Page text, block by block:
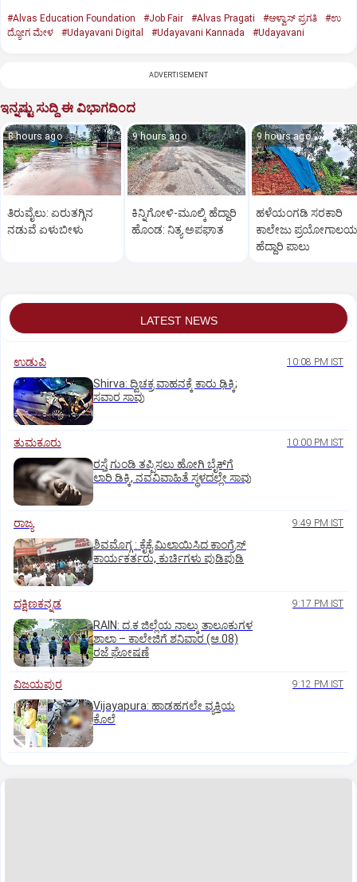
#Alvas Education Foundation #Job Fair #Alvas Pragati #ಆಳ್ವಾಸ್‌ ಪ್ರಗತಿ
#ಉ
ದ್ಯೋಗ ಮೇಳ
#Udayavani Digital #Udayavani Kannada #Udayavani
ADVERTISEMENT
ಇನ್ನಷ್ಟು ಸುದ್ದಿ ಈ ವಿಭಾಗದಿಂದ
8 hours ago
ತಿರುವೈಲು: ಏರುತಗ್ಗಿನ
ನಡುವೆ ಏಳುಬೀಳು
9 hours ago
ಕಿನ್ನಿಗೋಳಿ-ಮೂಲ್ಕಿ ಹೆದ್ದಾರಿ
ಹೊಂಡ: ನಿತ್ಯ ಅಪಘಾತ
9 hours ago
ಹಳೆಯಂಗಡಿ ಸರಕಾರಿ
ಕಾಲೇಜು ಪ್ರಯೋಗಾಲಯ
ಹೆದ್ದಾರಿ ಪಾಲು
LATEST NEWS
ಉಡುಪಿ 10:08 PM IST
Shirva: ದ್ವಿಚಕ್ರ ವಾಹನಕ್ಕೆ ಕಾರು ಢಿಕ್ಕಿ;
ಸವಾರ ಸಾವು
ತುಮಕೂರು 10:00 PM IST
ರಸ್ತೆ ಗುಂಡಿ ತಪ್ಪಿಸಲು ಹೋಗಿ ಬೈಕ್‌ಗೆ
ಲಾರಿ ಡಿಕ್ಕಿ, ನವವಿವಾಹಿತೆ ಸ್ಥಳದಲ್ಲೇ ಸಾವು
ರಾಜ್ಯ 9:49 PM IST
ಶಿವಮೊಗ್ಗ : ಕೈಕೈ ಮಿಲಾಯಿಸಿದ ಕಾಂಗ್ರೆಸ್
ಕಾರ್ಯಕರ್ತರು, ಕುರ್ಚಿಗಳು ಪುಡಿಪುಡಿ
ದಕ್ಷಿಣಕನ್ನಡ 9:17 PM IST
RAIN: ದ.ಕ ಜಿಲ್ಲೆಯ ನಾಲ್ಕು ತಾಲೂಕುಗಳ
ಶಾಲಾ – ಕಾಲೇಜಿಗೆ ಶನಿವಾರ (ಆ.08)
ರಜೆ ಘೋಷಣೆ
ವಿಜಯಪುರ 9:12 PM IST
Vijayapura: ಹಾಡಹಗಲೇ ವ್ಯಕ್ತಿಯ
ಕೊಲೆ